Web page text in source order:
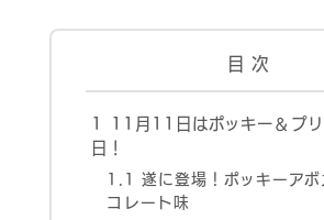
お問い合わせはこち
目 次
1
11月11日はポッキー＆プ
日！
1.1
遂に登場！ポッキーアボ
コレート味